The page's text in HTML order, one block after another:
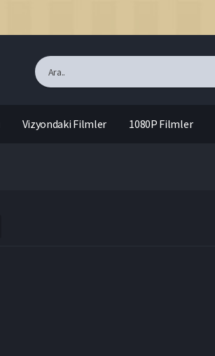
Vizyondaki Filmler 1080P Filmler